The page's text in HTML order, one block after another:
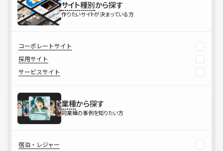
サイト種別から探す
作りたいサイトが決まっている方
コーポレートサイト
採用サイト
サービスサイト
業種から探す
同業種の事例を知りたい方
宿泊・レジャー